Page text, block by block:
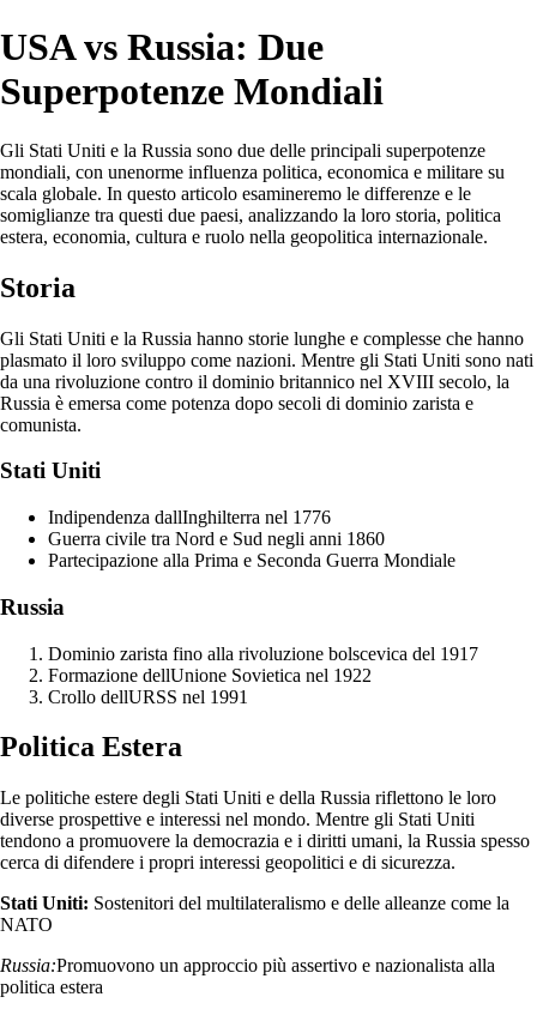
USA vs Russia: Due
Superpotenze Mondiali
Gli Stati Uniti e la Russia sono due delle principali superpotenze
mondiali, con unenorme influenza politica, economica e militare su
scala globale. In questo articolo esamineremo le differenze e le
somiglianze tra questi due paesi, analizzando la loro storia, politica
estera, economia, cultura e ruolo nella geopolitica internazionale.
Storia
Gli Stati Uniti e la Russia hanno storie lunghe e complesse che hanno
plasmato il loro sviluppo come nazioni. Mentre gli Stati Uniti sono nati
da una rivoluzione contro il dominio britannico nel XVIII secolo, la
Russia è emersa come potenza dopo secoli di dominio zarista e
comunista.
Stati Uniti
Indipendenza dallInghilterra nel 1776
Guerra civile tra Nord e Sud negli anni 1860
Partecipazione alla Prima e Seconda Guerra Mondiale
Russia
Dominio zarista fino alla rivoluzione bolscevica del 1917
Formazione dellUnione Sovietica nel 1922
Crollo dellURSS nel 1991
Politica Estera
Le politiche estere degli Stati Uniti e della Russia riflettono le loro
diverse prospettive e interessi nel mondo. Mentre gli Stati Uniti
tendono a promuovere la democrazia e i diritti umani, la Russia spesso
cerca di difendere i propri interessi geopolitici e di sicurezza.
Stati Uniti: Sostenitori del multilateralismo e delle alleanze come la
NATO
Russia:Promuovono un approccio più assertivo e nazionalista alla
politica estera